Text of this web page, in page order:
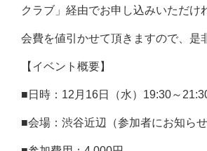
クラブ」経由でお申し込みいただけ
会費を値引かせて頂きますので、是
【イベント概要】
■日時：12月16日（水）19:30～
■会場：渋谷近辺（参加者にお知らせ